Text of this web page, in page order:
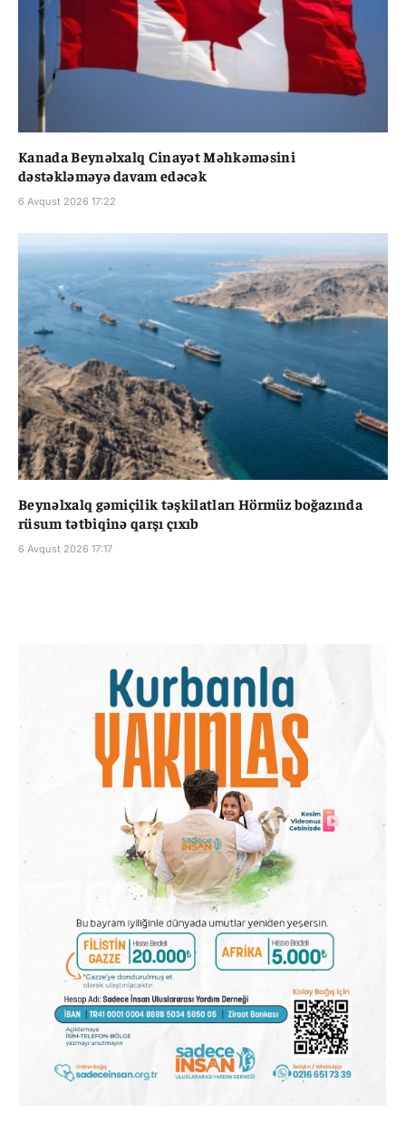
Kanada Beynəlxalq Cinayət Məhkəməsini
dəstəkləməyə davam edəcək
6 Avqust 2026 17:22
Beynəlxalq gəmiçilik təşkilatları Hörmüz boğazında
rüsum tətbiqinə qarşı çıxıb
6 Avqust 2026 17:17